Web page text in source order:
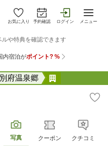
お気に入り 予約確認 ログイン メニュー
別府温泉郷
写真 クーポン クチコミ